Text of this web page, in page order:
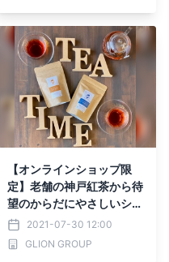
【オンラインショップ限
定】老舗の神戸紅茶から待
望のからだにやさしいシリ
ーズ 『やさしいデカフ
ェ・ノンカフェ』発売開
始！
2021-07-30 12:00
GLION GROUP